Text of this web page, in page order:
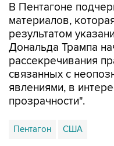
В Пентагоне
материалов,
результатом
Дональда Трампа
рассекречивания
связанных с
явлениями, в
прозрачности".
Пентагон США